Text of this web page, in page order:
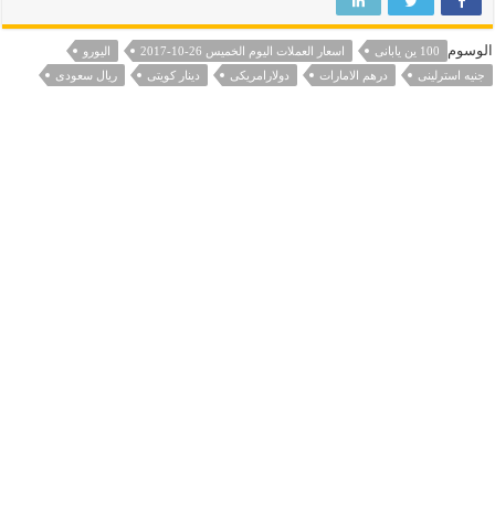
الوسوم 100 ين يابانى اسعار العملات اليوم الخميس 26-10-2017
اليورو
جنيه استرلينى
درهم الامارات دولارامريكى دينار كويتى ريال سعودى